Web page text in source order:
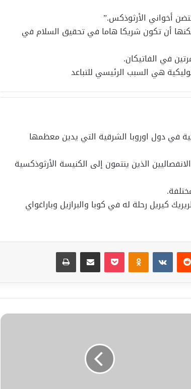
أخواني الأرثوذكس.”
أن تكون شريكا هاما في تحقيق السلام في
في الفاتيكان.
هي السبب الرئيسي للتباعد
في دول اوروبا الشرقية التي يدين معظمها
الذين ينتمون إلى الكنيسة الأرثوذكسية
كيريل رحلة له في كوبا والبرازيل وباراغواي
Odnoklassniki
‫Pocket مشاركة عبر البريد طباعة